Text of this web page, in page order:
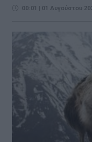
00:01 | 01 Αυγούστου